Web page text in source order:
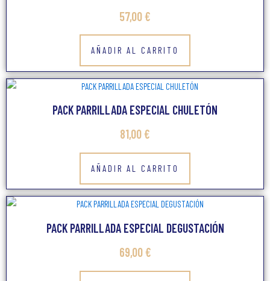
57,00€
AÑADIR AL CARRITO
PACK PARRILLADA ESPECIAL CHULETÓN
81,00€
AÑADIR AL CARRITO
PACK PARRILLADA ESPECIAL DEGUSTACIÓN
69,00€